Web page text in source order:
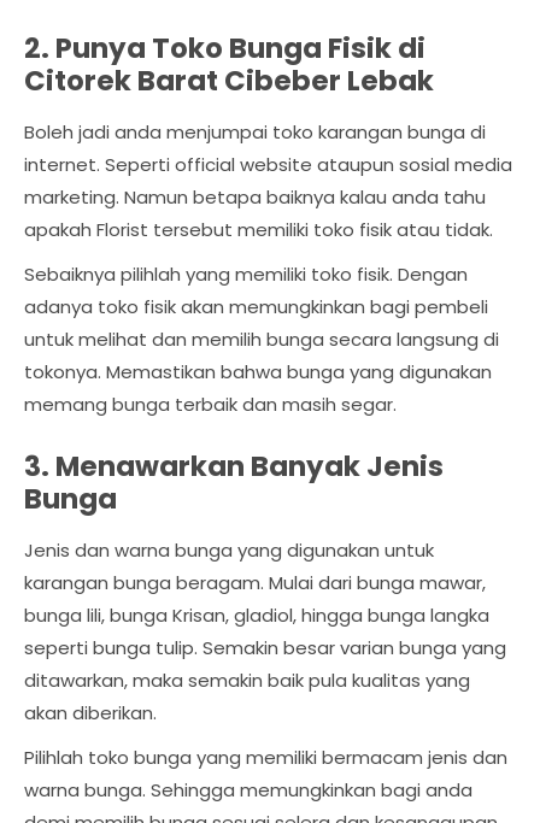
2. Punya Toko Bunga Fisik di
Citorek Barat Cibeber Lebak
Boleh jadi anda menjumpai toko karangan bunga di
internet. Seperti official website ataupun sosial media
marketing. Namun betapa baiknya kalau anda tahu
apakah Florist tersebut memiliki toko fisik atau tidak.
Sebaiknya pilihlah yang memiliki toko fisik. Dengan
adanya toko fisik akan memungkinkan bagi pembeli
untuk melihat dan memilih bunga secara langsung di
tokonya. Memastikan bahwa bunga yang digunakan
memang bunga terbaik dan masih segar.
3. Menawarkan Banyak Jenis
Bunga
Jenis dan warna bunga yang digunakan untuk
karangan bunga beragam. Mulai dari bunga mawar,
bunga lili, bunga Krisan, gladiol, hingga bunga langka
seperti bunga tulip. Semakin besar varian bunga yang
ditawarkan, maka semakin baik pula kualitas yang
akan diberikan.
Pilihlah toko bunga yang memiliki bermacam jenis dan
warna bunga. Sehingga memungkinkan bagi anda